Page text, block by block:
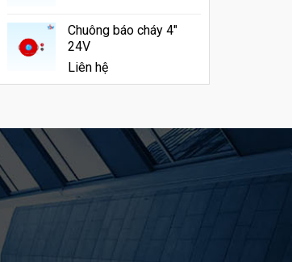
Chuông báo cháy 4"
24V
Liên hệ